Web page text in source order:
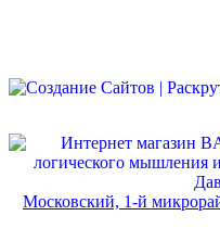
Московский, 1-й